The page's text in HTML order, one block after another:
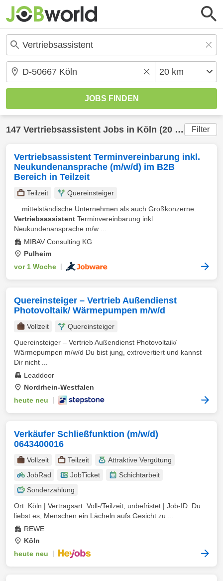
147 Vertriebsassistent Jobs in Köln (20 km) gefunden Filter
Vertriebsassistent Terminvereinbarung inkl.
Neukundenansprache (m/w/d) im B2B
Bereich in Teilzeit
Teilzeit
Quereinsteiger
... mittelständische Unternehmen als auch Großkonzerne.
Vertriebsassistent Terminvereinbarung inkl.
Neukundenansprache m/w ...
MIBAV Consulting KG
Pulheim
vor 1 Woche
Quereinsteiger – Vertrieb Außendienst
Photovoltaik/ Wärmepumpen m/w/d
Vollzeit
Quereinsteiger
Quereinsteiger – Vertrieb Außendienst Photovoltaik/
Wärmepumpen m/w/d Du bist jung, extrovertiert und kannst
Dir nicht ...
Leaddoor
Nordrhein-Westfalen
heute neu
Verkäufer Schließfunktion (m/w/d)
0643400016
Vollzeit Teilzeit
Attraktive Vergütung
JobRad
JobTicket
Schichtarbeit
Sonderzahlung
Ort: Köln | Vertragsart: Voll-/Teilzeit, unbefristet | Job-ID: Du
liebst es, Menschen ein Lächeln aufs Gesicht zu ...
REWE
Köln
heute neu